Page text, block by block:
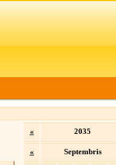
« 2035
« Septembris